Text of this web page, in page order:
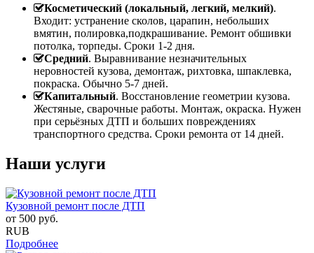
Косметический (локальный, легкий, мелкий).
Входит: устранение сколов, царапин, небольших
вмятин, полировка,подкрашивание. Ремонт обшивки
потолка, торпеды. Сроки 1-2 дня.
Средний. Выравнивание незначительных
неровностей кузова, демонтаж, рихтовка, шпаклевка,
покраска. Обычно 5-7 дней.
Капитальный. Восстановление геометрии кузова.
Жестяные, сварочные работы. Монтаж, окраска. Нужен
при серьёзных ДТП и больших повреждениях
транспортного средства. Сроки ремонта от 14 дней.
Наши услуги
Кузовной ремонт после ДТП
от 500 руб.
RUB
Подробнее